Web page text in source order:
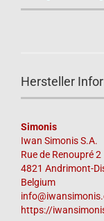
Hersteller
Simonis
Iwan Simonis S.A.
Rue de Renoupré 2
4821 Andrimont-
Belgium
https://